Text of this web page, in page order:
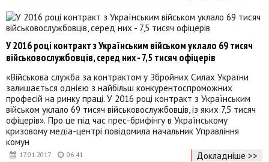
17.01.2017 06:41
У 2016 році контракт з Українським військом уклало 69 тисяч
військовослужбовців, серед них - 7,5 тисяч офіцерів
«Військова служба за контрактом у Збройних Силах України
залишається однією з найбільш конкурентоспроможних
професій на ринку праці. У 2016 році контракт з Українським
військом уклало 69 тисяч військовослужбовців, із яких 7,5 тисяч
офіцерів». Про це під час прес-брифінгу в Українському
кризовому медіа-центрі повідомила начальник Управління
комун
Докладніше >>